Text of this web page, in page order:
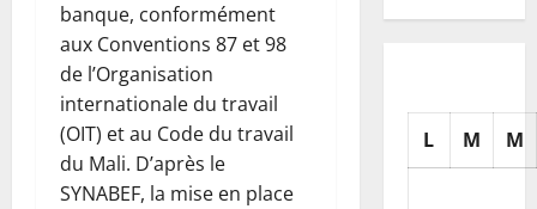
banque, conformément
aux Conventions 87 et 98
de l’Organisation
internationale du travail
(OIT) et au Code du travail
du Mali. D’après le
SYNABEF, la mise en place
L M M